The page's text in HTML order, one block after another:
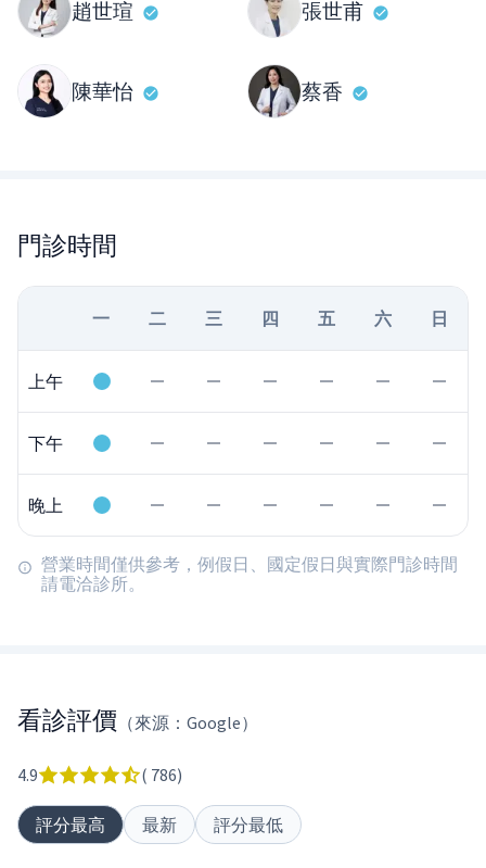
趙世瑄 張世甫
陳華怡 蔡香
門診時間
一 二 三 四 五 六 日
上午
下午
晚上
營業時間僅供參考，例假日、國定假日與實際門診時間
請電洽診所。
看診評價 （來源：Google）
4.9 ( 786)
評分最高 最新 評分最低